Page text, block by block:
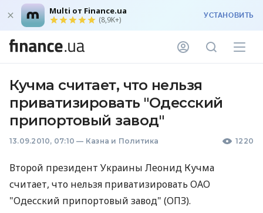
Multi от Finance.ua
(8,9K+) УСТАНОВИТЬ
Кучма считает, что нельзя
приватизировать "Одесский
припортовый завод"
13.09.2010, 07:10 — Казна и Политика 1220
Второй президент Украины Леонид Кучма
считает, что нельзя приватизировать ОАО
"Одесский припортовый завод" (ОПЗ).